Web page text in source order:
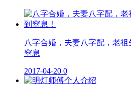
八字合婚，夫妻八字配，老
窒息
2017-04-20 0